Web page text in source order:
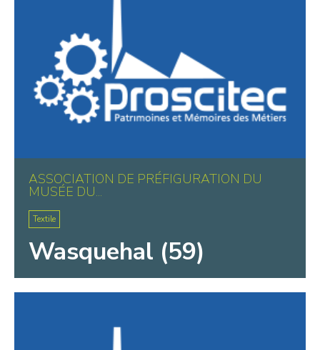
ASSOCIATION DE PRÉFIGURATION DU
MUSÉE DU...
Textile
Wasquehal (59)